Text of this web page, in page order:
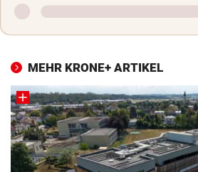
MEHR KRONE+ ARTIKEL